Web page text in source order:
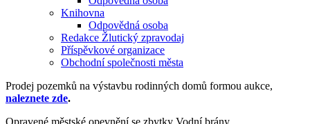
Knihovna
Odpovědná osoba
Redakce Žlutický zpravodaj
Příspěvkové organizace
Obchodní společnosti města
Prodej pozemků na výstavbu rodinných domů formou aukce,
naleznete zde.
Opravené městské opevnění se zbytky Vodní brány